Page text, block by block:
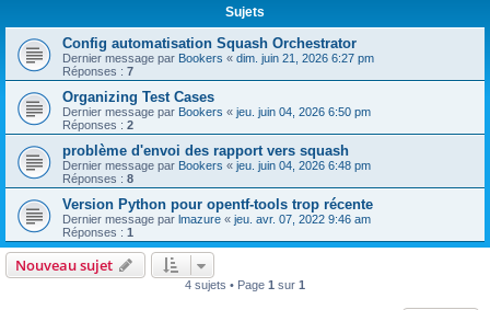
Sujets
Config automatisation Squash Orchestrator
Dernier message par Bookers « dim. juin 21, 2026 6:27 pm
Réponses : 7
Organizing Test Cases
Dernier message par Bookers « jeu. juin 04, 2026 6:50 pm
Réponses : 2
problème d'envoi des rapport vers squash
Dernier message par Bookers « jeu. juin 04, 2026 6:48 pm
Réponses : 8
Version Python pour opentf-tools trop récente
Dernier message par lmazure « jeu. avr. 07, 2022 9:46 am
Réponses : 1
Nouveau sujet
4 sujets • Page 1 sur 1